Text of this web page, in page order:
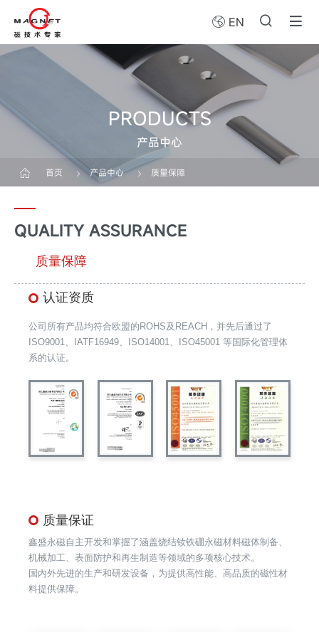
EN
PRODUCTS
产品中心
首页 产品中心 质量保障
QUALITY ASSURANCE
质量保障
认证资质
公司所有产品均符合欧盟的ROHS及REACH，并先后通过了
ISO9001、IATF16949、ISO14001、ISO45001 等国际化管理体
系的认证。
质量保证
鑫盛永磁自主开发和掌握了涵盖烧结钕铁硼永磁材料磁体制备、
机械加工、表面防护和再生制造等领域的多项核心技术。
国内外先进的生产和研发设备，为提供高性能、高品质的磁性材
料提供保障。